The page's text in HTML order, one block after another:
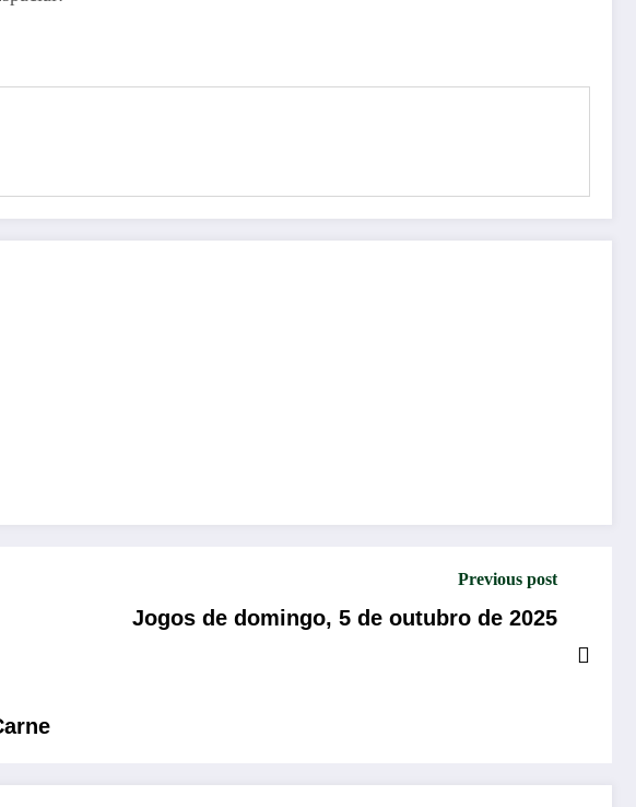
Previous post
Jogos de domingo, 5 de outubro de 2025